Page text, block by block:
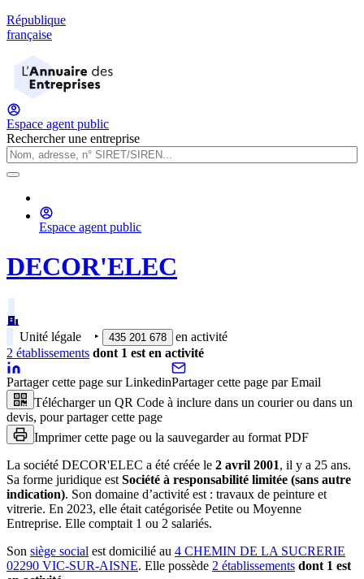
République
française
Espace agent public
Rechercher une entreprise
Espace agent public
DECOR'ELEC
Unité légale ‣ 435 201 678
en activité
2 établissements dont 1 est en activité
Partager cette page sur LinkedinPartager cette page par Email
Télécharger un QR Code à inclure dans un courier ou dans un
devis, pour partager cette page
Imprimer cette page ou la sauvegarder au format PDF
La société DECOR'ELEC a été créée le 2 avril 2001, il y a 25 ans.
Sa forme juridique est Société à responsabilité limitée (sans autre
indication). Son domaine d’activité est : travaux de peinture et
vitrerie. En 2023, elle était catégorisée Petite ou Moyenne
Entreprise. Elle comptait 1 ou 2 salariés.
Son siège social est domicilié au 4 CHEMIN DE LA SUCRERIE
02290 VIC-SUR-AISNE. Elle possède 2 établissements dont 1 est